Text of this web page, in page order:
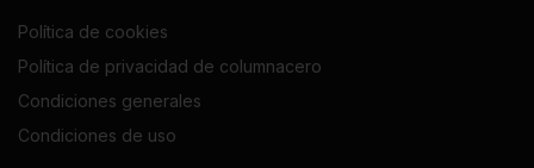
Política de cookies
Política de privacidad de columnacero
Condiciones generales
Condiciones de uso